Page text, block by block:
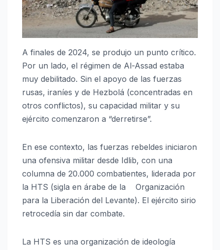
A finales de 2024, se produjo un punto crítico.
Por un lado, el régimen de Al-Assad estaba
muy debilitado. Sin el apoyo de las fuerzas
rusas, iraníes y de Hezbolá (concentradas en
otros conflictos), su capacidad militar y su
ejército comenzaron a “derretirse”.
En ese contexto, las fuerzas rebeldes iniciaron
una ofensiva militar desde Idlib, con una
columna de 20.000 combatientes, liderada por
la HTS (sigla en árabe de la Organización
para la Liberación del Levante). El ejército sirio
retrocedía sin dar combate.
La HTS es una organización de ideología